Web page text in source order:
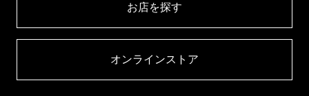
お店を探す​
オンラインストア​